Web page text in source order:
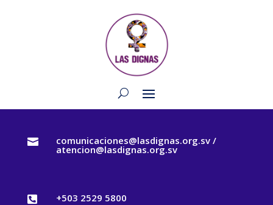
 comunicaciones@lasdignas.org.sv /
atencion@lasdignas.org.sv
 +503 2529 5800